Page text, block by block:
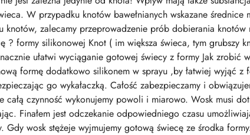
W przypadku knotów bawełnianych wskazane średnice
knotów, zalecamy przeprowadzenie prób dobierania
? formy silikonowej Knot ( im większa świeca, tym grubszy
ułatwi wyciąganie gotowej świecy z formy Jak zrobić
formę dodatkowo silikonem w sprayu ,by łatwiej wyjąć z
go wykałaczką. Całość zabezpieczamy i
czynność wykonujemy powoli i miarowo. Wosk musi
Finałem jest odczekanie odpowiedniego czasu
wosk stężeje wyjmujemy gotową świecę ze środka